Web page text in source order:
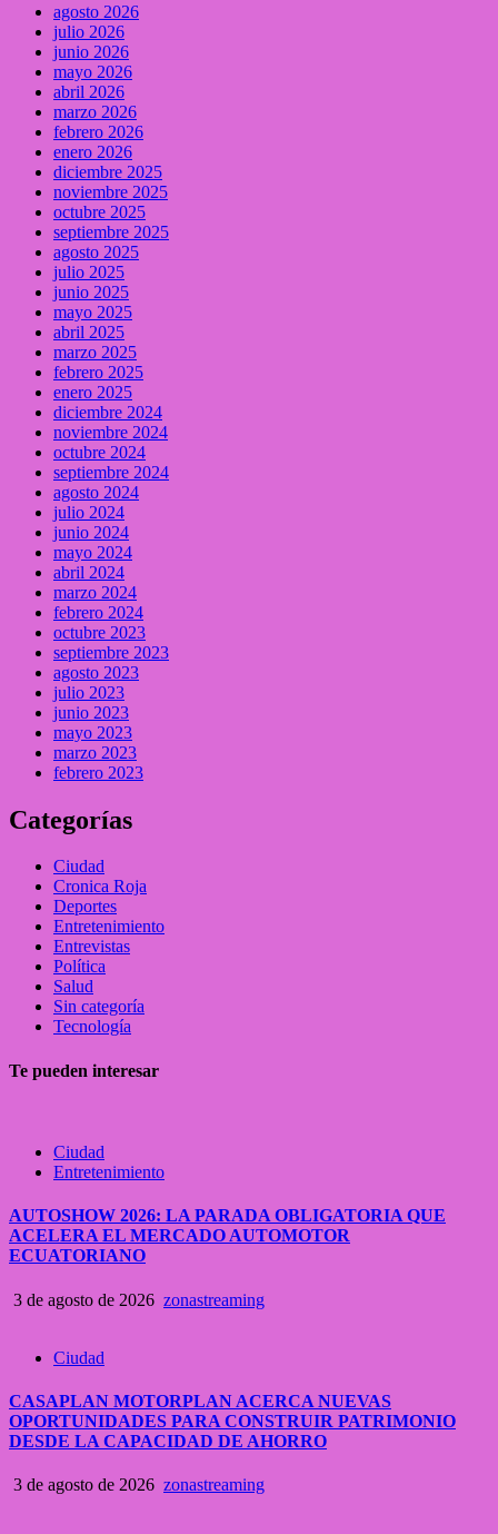
agosto 2026
julio 2026
junio 2026
mayo 2026
abril 2026
marzo 2026
febrero 2026
enero 2026
diciembre 2025
noviembre 2025
octubre 2025
septiembre 2025
agosto 2025
julio 2025
junio 2025
mayo 2025
abril 2025
marzo 2025
febrero 2025
enero 2025
diciembre 2024
noviembre 2024
octubre 2024
septiembre 2024
agosto 2024
julio 2024
junio 2024
mayo 2024
abril 2024
marzo 2024
febrero 2024
octubre 2023
septiembre 2023
agosto 2023
julio 2023
junio 2023
mayo 2023
marzo 2023
febrero 2023
Categorías
Ciudad
Cronica Roja
Deportes
Entretenimiento
Entrevistas
Política
Salud
Sin categoría
Tecnología
Te pueden interesar
Ciudad
Entretenimiento
AUTOSHOW 2026: LA PARADA OBLIGATORIA QUE
ACELERA EL MERCADO AUTOMOTOR
ECUATORIANO
3 de agosto de 2026 zonastreaming
Ciudad
CASAPLAN MOTORPLAN ACERCA NUEVAS
OPORTUNIDADES PARA CONSTRUIR PATRIMONIO
DESDE LA CAPACIDAD DE AHORRO
3 de agosto de 2026 zonastreaming